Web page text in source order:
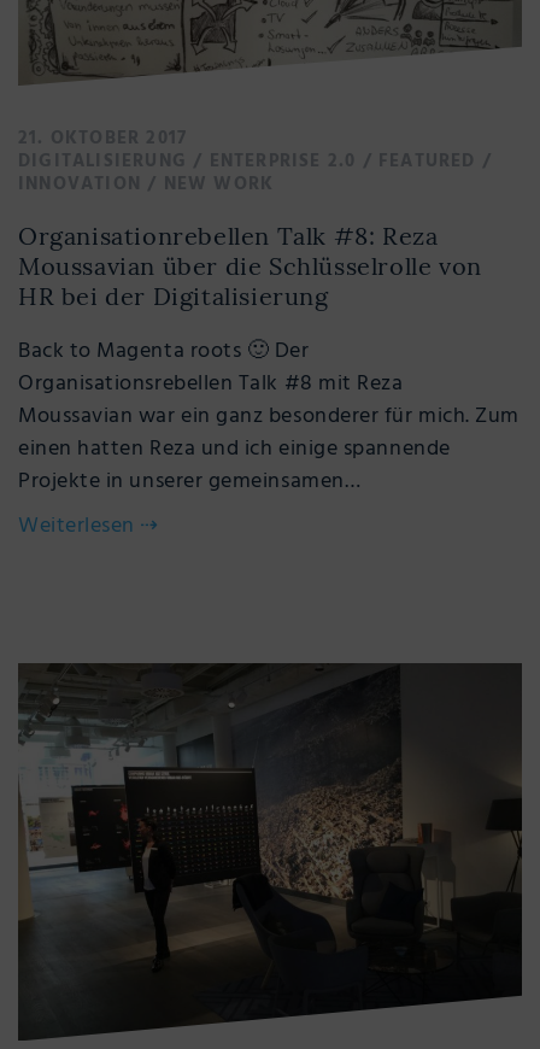
21. OKTOBER 2017
DIGITALISIERUNG / ENTERPRISE 2.0 / FEATURED /
INNOVATION / NEW WORK
Organisationrebellen Talk #8: Reza
Moussavian über die Schlüsselrolle von
HR bei der Digitalisierung
Back to Magenta roots 🙂 Der
Organisationsrebellen Talk #8 mit Reza
Moussavian war ein ganz besonderer für mich. Zum
einen hatten Reza und ich einige spannende
Projekte in unserer gemeinsamen…
Weiterlesen ⇢